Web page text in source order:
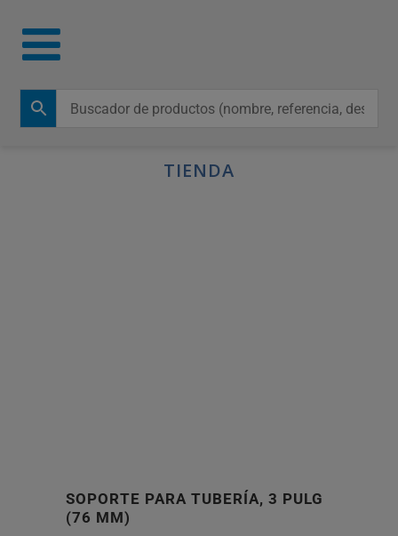
TIENDA
SOPORTE PARA TUBERÍA, 3 PULG
(76 MM)